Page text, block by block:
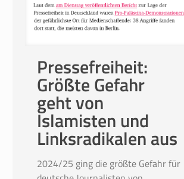
Pressefreiheit:
Größte Gefahr
geht von
Islamisten und
Linksradikalen aus
2024/25 ging die größte Gefahr für